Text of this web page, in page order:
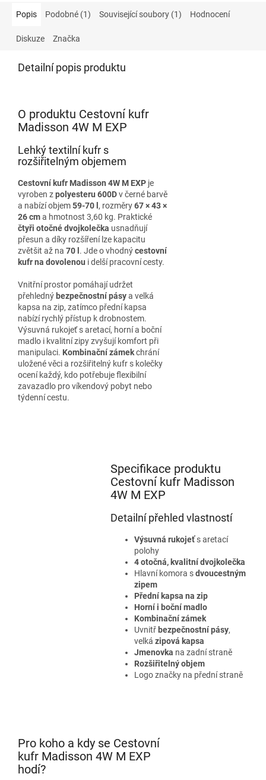
Popis Podobné (1) Související soubory (1) Hodnocení
Diskuze Značka
Detailní popis produktu
O produktu Cestovní kufr
Madisson 4W M EXP
Lehký textilní kufr s
rozšiřitelným objemem
Cestovní kufr Madisson 4W M EXP je
vyroben zpolyesteru 600Dv černé barvě
a nabízí objem59-70 l , rozměry67 × 43 ×
26 cma hmotnost 3,60 kg. Praktické
čtyři otočné dvojkolečka usnadňují
přesun a díky rozšíření lze kapacitu
zvětšit až na 70 l . Jde o vhodnýcestovní
kufr na dovolenou i delší pracovní cesty.
Vnitřní prostor pomáhají udržet
přehledný bezpečnostní pásya velká
kapsa na zip, zatímco přední kapsa
nabízí rychlý přístup k drobnostem.
Výsuvná rukojeť s aretací, horní a boční
madlo i kvalitní zipy zvyšují komfort při
manipulaci. Kombinační zámekchrání
uložené věci a rozšiřitelný kufr s kolečky
ocení každý, kdo potřebuje flexibilní
zavazadlo pro víkendový pobyt nebo
týdenní cestu.
Specifikace produktu
Cestovní kufr Madisson
4W M EXP
Detailní přehled vlastností
Výsuvná rukojeťs aretací
polohy
4 otočná, kvalitní dvojkolečka
Hlavní komora sdvoucestným
zipem
Přední kapsa na zip
Horní i boční madlo
Kombinační zámek
Uvnitř bezpečnostní pásy,
velká zipová kapsa
Jmenovka na zadní straně
Rozšiřitelný objem
Logo značky na přední straně
Pro koho a kdy se Cestovní
kufr Madisson 4W M EXP
hodí?